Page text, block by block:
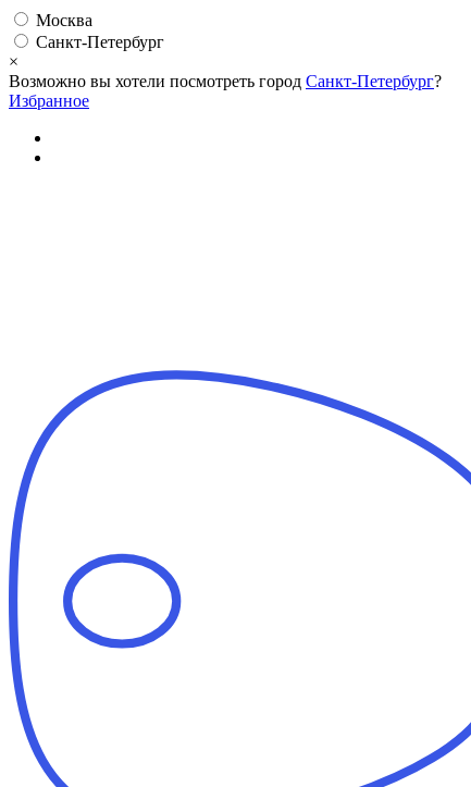
Москва
Санкт-Петербург
×
Возможно вы хотели посмотреть город Санкт-Петербург?
Избранное